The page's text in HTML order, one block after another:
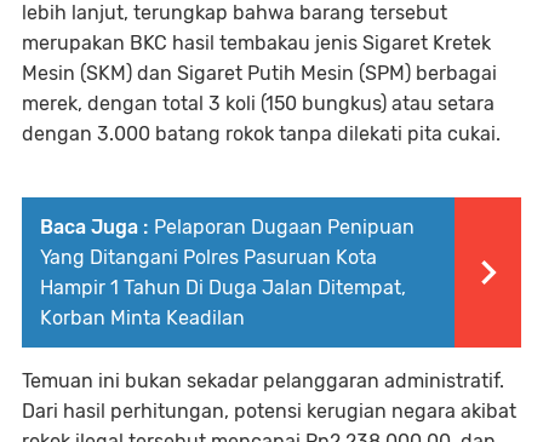
lebih lanjut, terungkap bahwa barang tersebut
merupakan BKC hasil tembakau jenis Sigaret Kretek
Mesin (SKM) dan Sigaret Putih Mesin (SPM) berbagai
merek, dengan total 3 koli (150 bungkus) atau setara
dengan 3.000 batang rokok tanpa dilekati pita cukai.
Baca Juga : Pelaporan Dugaan Penipuan
Yang Ditangani Polres Pasuruan Kota
Hampir 1 Tahun Di Duga Jalan Ditempat,
Korban Minta Keadilan
Temuan ini bukan sekadar pelanggaran administratif.
Dari hasil perhitungan, potensi kerugian negara akibat